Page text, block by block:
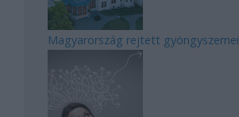
Magyarország rejtett gyöngyszemei